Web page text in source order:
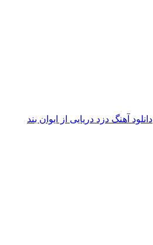
دانلود آهنگ دزد دریایی از ایوان بند